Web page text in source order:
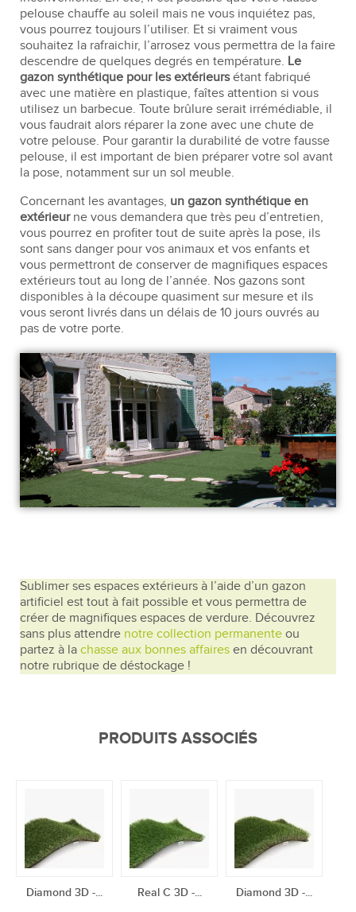
pelouse chauffe au soleil mais ne vous inquiétez pas,
vous pourrez toujours l’utiliser. Et si vraiment vous
souhaitez la rafraichir, l’arrosez vous permettra de la faire
descendre de quelques degrés en température. Le
gazon synthétique pour les extérieursétant fabriqué
avec une matière en plastique, faîtes attention si vous
utilisez un barbecue. Toute brûlure serait irrémédiable, il
vous faudrait alors réparer la zone avec une chute de
votre pelouse. Pour garantir la durabilité de votre fausse
pelouse, il est important de bien préparer votre sol avant
la pose, notamment sur un sol meuble.
Concernant les avantages, un gazon synthétique en
extérieurne vous demandera que très peu d’entretien,
vous pourrez en profiter tout de suite après la pose, ils
sont sans danger pour vos animaux et vos enfants et
vous permettront de conserver de magnifiques espaces
extérieurs tout au long de l’année. Nos gazons sont
disponibles à la découpe quasiment sur mesure et ils
vous seront livrés dans un délais de 10 jours ouvrés au
pas de votre porte.
Sublimer ses espaces extérieurs à l’aide d’un gazon
artificiel est tout à fait possible et vous permettra de
créer de magnifiques espaces de verdure. Découvrez
sans plus attendre notre collection permanente ou
partez à la chasse aux bonnes affaires en découvrant
notre rubrique de déstockage !
PRODUITS ASSOCIÉS
Diamond 3D -... Real C 3D -... Diamond 3D -...